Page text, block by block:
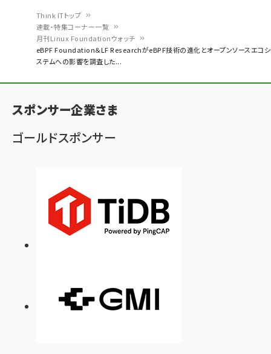
く
Think ITトップ
連載・特集コーナー一覧
月刊Linux Foundationウォッチ
eBPF Foundation＆LF ResearchがeBPF技術の進化とオープンソースエコシ
ステムへの影響を調査した...
スポンサー企業さま
ゴールドスポンサー